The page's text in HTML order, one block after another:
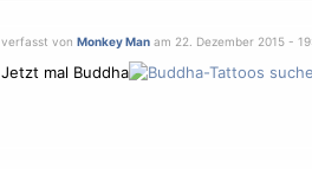
verfasst von Monkey Manam 22. Dezember 2015 -
Jetzt mal Buddha